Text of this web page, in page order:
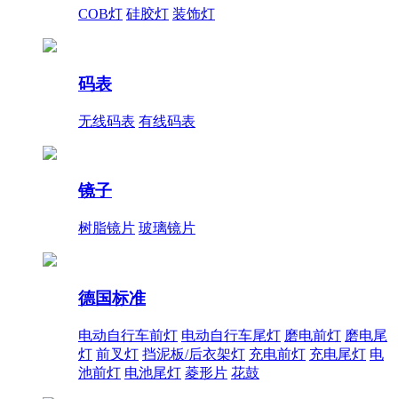
COB灯 硅胶灯 装饰灯
码表
无线码表 有线码表
镜子
树脂镜片 玻璃镜片
德国标准
电动自行车前灯 电动自行车尾灯 磨电前灯 磨电尾
灯 前叉灯 挡泥板/后衣架灯 充电前灯 充电尾灯 电
池前灯 电池尾灯 菱形片 花鼓